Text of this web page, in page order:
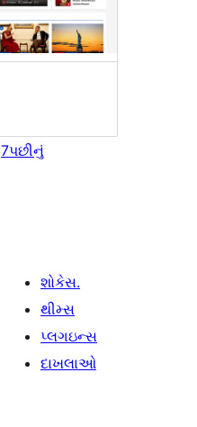
7પછીનું
શોકેસ.
થીમ્સ
પ્લગઇન્સ
દાખલાઓ